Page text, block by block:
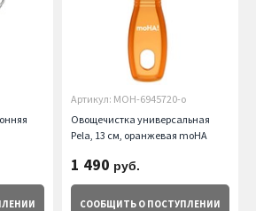
Артикул: MOH-6945720-o
Овощечистка универсальная
Pela, 13 см, оранжевая moHA
1 490 руб.
СООБЩИТЬ О ПОСТУПЛЕНИИ